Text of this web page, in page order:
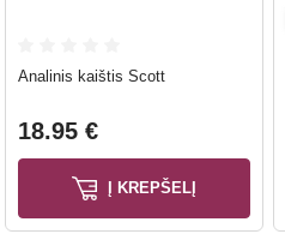
Analinis kaištis Scott
18.95 €
Į KREPŠELĮ